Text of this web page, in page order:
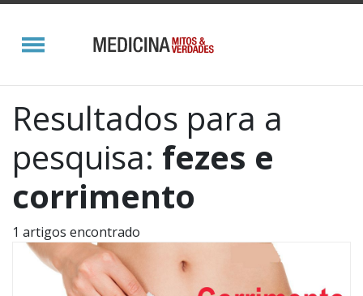
Resultados para a
pesquisa: fezes e
corrimento
1 artigos encontrado